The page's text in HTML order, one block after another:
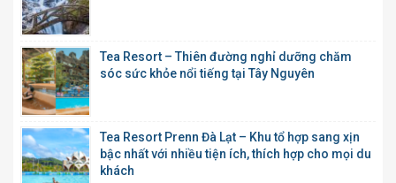
Tea Resort – Thiên đường nghỉ dưỡng chăm
sóc sức khỏe nổi tiếng tại Tây Nguyên
Tea Resort Prenn Đà Lạt – Khu tổ hợp sang xịn
bậc nhất với nhiều tiện ích, thích hợp cho mọi du
khách